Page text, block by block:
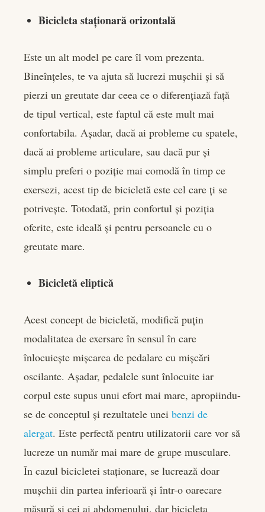
Bicicleta staționară orizontală
Este un alt model pe care îl vom prezenta.
Bineînțeles, te va ajuta să lucrezi mușchii și să
pierzi un greutate dar ceea ce o diferențiază față
de tipul vertical, este faptul că este mult mai
confortabila. Așadar, dacă ai probleme cu spatele,
dacă ai probleme articulare, sau dacă pur și
simplu preferi o poziție mai comodă în timp ce
exersezi, acest tip de bicicletă este cel care ți se
potrivește. Totodată, prin confortul și poziția
oferite, este ideală și pentru persoanele cu o
greutate mare.
Bicicletă eliptică
Acest concept de bicicletă, modifică puțin
modalitatea de exersare în sensul în care
înlocuiește mișcarea de pedalare cu mișcări
oscilante. Așadar, pedalele sunt înlocuite iar
corpul este supus unui efort mai mare, apropiindu-
se de conceptul și rezultatele unei benzi de
alergat. Este perfectă pentru utilizatorii care vor să
lucreze un număr mai mare de grupe musculare.
În cazul bicicletei staționare, se lucrează doar
mușchii din partea inferioară și într-o oarecare
măsură și cei ai abdomenului, dar bicicleta